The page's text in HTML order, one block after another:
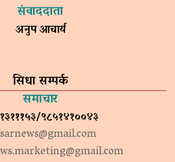
संवाददाता
अनुप आचार्य
सिधा सम्पर्क
समाचार
९८५१४१००४३